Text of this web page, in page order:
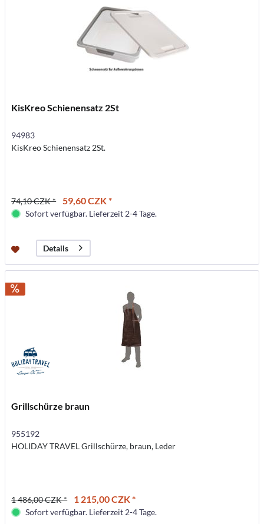
KisKreo Schienensatz 2St
94983
KisKreo Schienensatz 2St.
74,10 CZK * 59,60 CZK *
Sofort verfügbar. Lieferzeit 2-4 Tage.
Details
Grillschürze braun
955192
HOLIDAY TRAVEL Grillschürze, braun, Leder
1 486,00 CZK * 1 215,00 CZK *
Sofort verfügbar. Lieferzeit 2-4 Tage.